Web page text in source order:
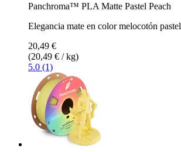
Panchroma™ PLA Matte Pastel Peach
Elegancia mate en color melocotón pastel
20,49 €
(20,49 € / kg)
5.0 (1)